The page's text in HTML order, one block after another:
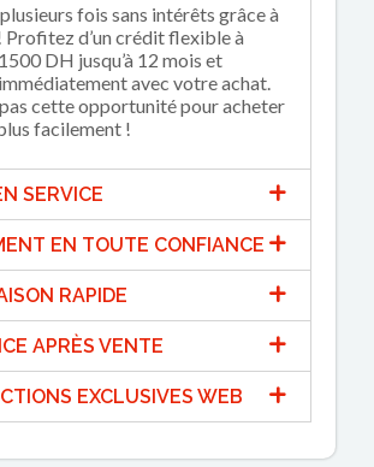
fois sans intérêts grâce à
Profitez d’un crédit flexible à
DH jusqu’à 12 mois et
avec votre achat.
cette opportunité pour acheter
facilement !
SERVICE
EN TOUTE CONFIANCE
RAPIDE
APRÈS VENTE
EXCLUSIVES WEB